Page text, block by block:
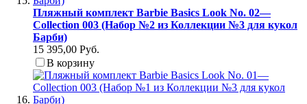
Пляжный комплект Barbie Basics Look No. 02—
Collection 003 (Набор №2 из Коллекции №3 для кукол
Барби)
15 395,00 Руб.
В корзину